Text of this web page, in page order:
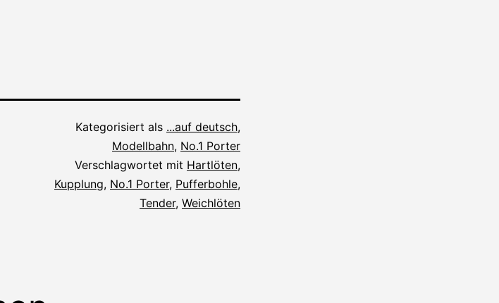
Kategorisiert als ...auf deutsch,
Modellbahn, No.1 Porter
Verschlagwortet mit Hartlöten,
Kupplung, No.1 Porter, Pufferbohle,
Tender, Weichlöten